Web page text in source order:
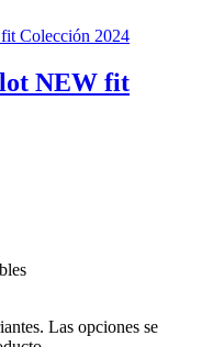
NEW fit
Las opciones se